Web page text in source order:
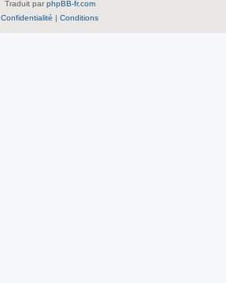
Traduit par phpBB-fr.com
Confidentialité | Conditions